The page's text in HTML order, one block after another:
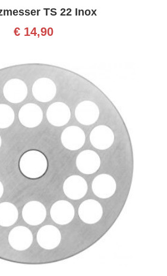
TS 22 Inox
€ 14,90